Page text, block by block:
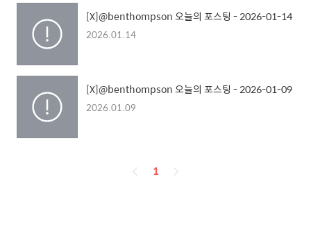
[X]@benthompson 오늘의 포스팅 - 2026-01-14
2026.01.14
[X]@benthompson 오늘의 포스팅 - 2026-01-09
2026.01.09
페
1